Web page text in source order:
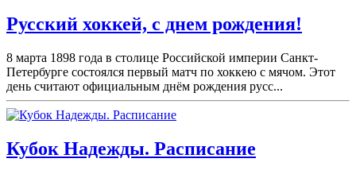
Русский хоккей, с днем рождения!
8 марта 1898 года в столице Российской империи Санкт-
Петербурге состоялся первый матч по хоккею с мячом. Этот
день считают официальным днём рождения русс...
Кубок Надежды. Расписание